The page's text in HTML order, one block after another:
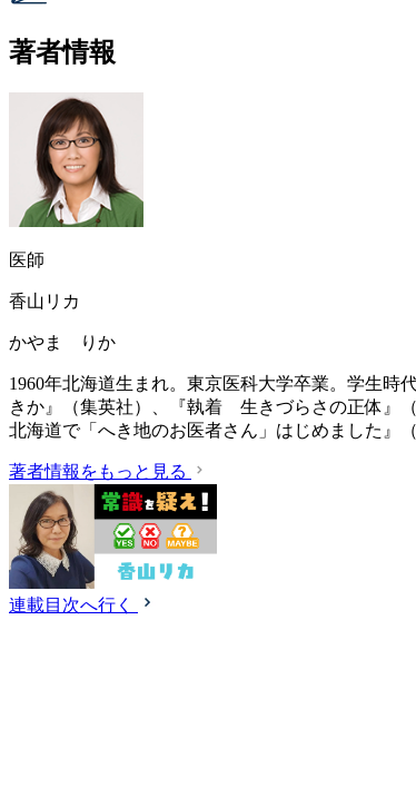
著者情報
医師
香山リカ
かやま りか
1960年北海道生まれ。東京医科大学卒業。学生
きか』（集英社）、『執着 生きづらさの正体』
北海道で「へき地のお医者さん」はじめました』
著者情報をもっと見る
連載目次へ行く